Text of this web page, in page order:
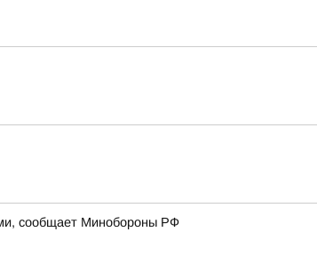
сообщает Минобороны РФ